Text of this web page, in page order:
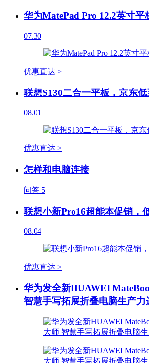
华为MatePad Pro 12.2英寸平
07.30
优惠直达 >
联想S130二合一平板，京东
08.01
优惠直达 >
怎样和电脑连接
问答 5
联想小新Pro16超能本促销，
08.04
优惠直达 >
华为发全新HUAWEI
智慧手写拓展折叠电脑生产力